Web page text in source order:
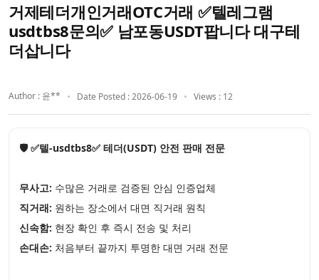
거제테더개인거래OTC거래 ✅텔레그램
usdtbs8문의✅ 남포동USDT팝니다 대구테
더삽니다
Author : 윤** Date Posted : 2026-06-19 Views : 12
🛡️ ✅텔-usdtbs8✅ 테더(USDT) 안전 판매 전문
무사고: 수많은 거래로 검증된 안심 인증업체
직거래: 원하는 장소에서 대면 직거래 원칙
신속함: 현장 확인 후 즉시 전송 및 처리
손대손: 처음부터 끝까지 투명한 대면 거래 전문